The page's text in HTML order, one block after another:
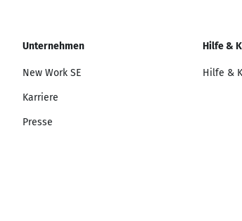
Unternehmen
New Work SE
Karriere
Presse
Hilfe &
Hilfe &